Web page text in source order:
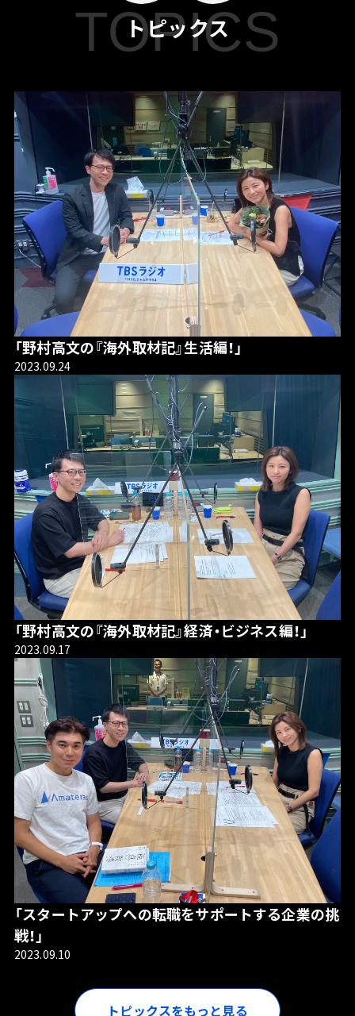
トピックス
TOPICS
「野村高文の『海外取材記』生活編！」
2023.09.24
「野村高文の『海外取材記』経済・ビジネス編！」
2023.09.17
「スタートアップへの転職をサポートする企業の挑
戦！」
2023.09.10
トピックスをもっと見る